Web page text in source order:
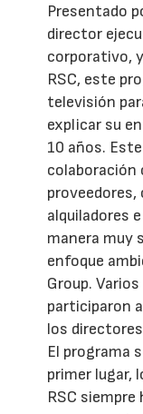
Presentado
director
corporativo,
RSC, este
televisión
explicar su
10 años.
colaboración
proveedores,
alquiladores
manera muy
enfoque
Group.
participaron
los
El programa
primer lugar,
RSC